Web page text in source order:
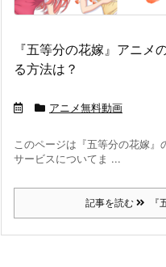
『五等分の花嫁』アニメ
る方法は？
アニメ無料動画
このページは『五等分の花嫁
サービスについてま ...
記事を読む 『